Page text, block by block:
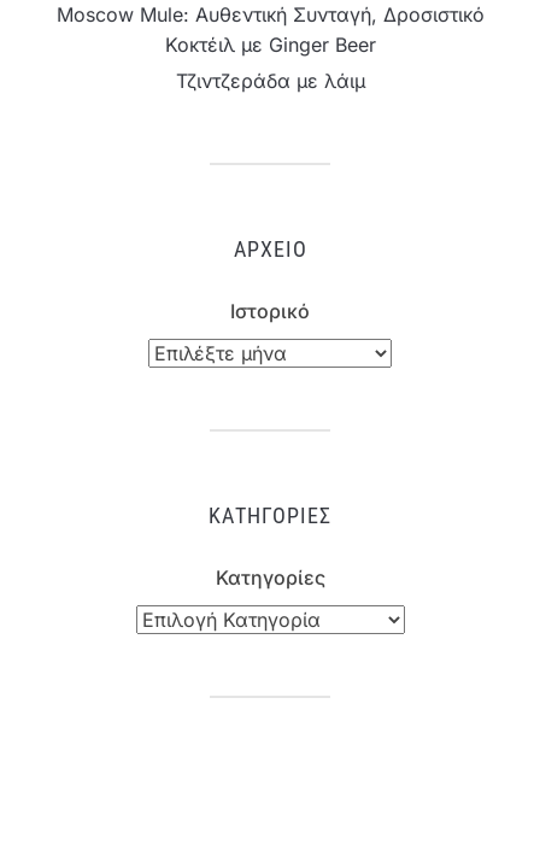
Moscow Mule: Αυθεντική Συνταγή, Δροσιστικό
Κοκτέιλ με Ginger Beer
Τζιντζεράδα με λάιμ
ΑΡΧΕΊΟ
Ιστορικό
ΚΑΤΗΓΟΡΊΕΣ
Κατηγορίες